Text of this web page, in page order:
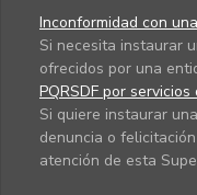
Inconformidad con
Si necesita instaurar
ofrecidos por una
PQRSDF por servicios
Si quiere instaurar
denuncia o
atención de esta